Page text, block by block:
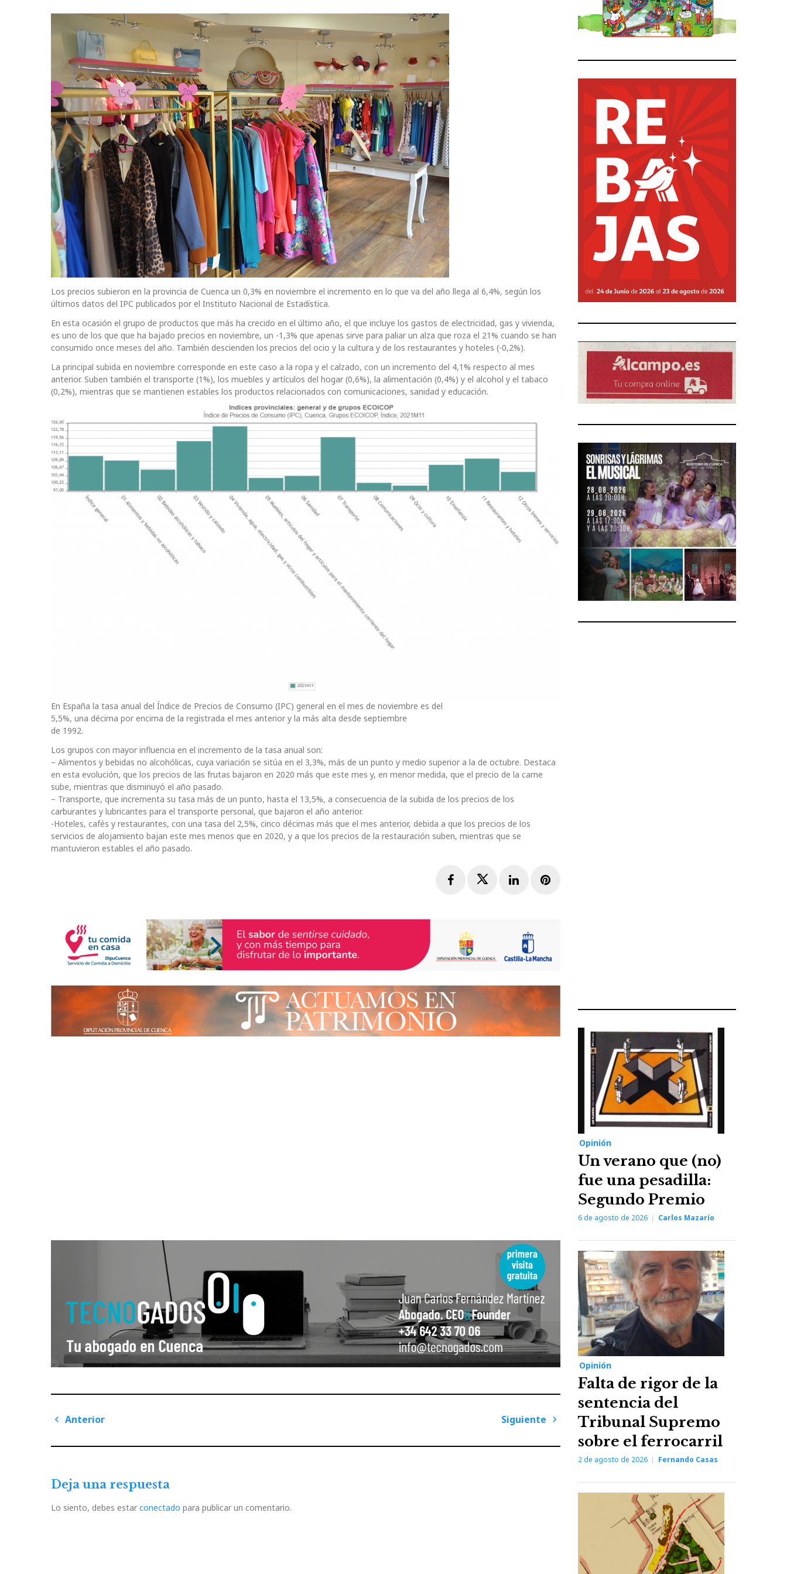
Los precios subieron en la provincia de Cuenca un 0,3% en noviembre el incremento en lo que va del año llega al 6,4%, según los
últimos datos del IPC publicados por el Instituto Nacional de Estadística.
En esta ocasión el grupo de productos que más ha crecido en el último año, el que incluye los gastos de electricidad, gas y vivienda,
es uno de los que que ha bajado precios en noviembre, un -1,3% que apenas sirve para paliar un alza que roza el 21% cuando se han
consumido once meses del año. También descienden los precios del ocio y la cultura y de los restaurantes y hoteles (-0,2%).
La principal subida en noviembre corresponde en este caso a la ropa y el calzado, con un incremento del 4,1% respecto al mes
anterior. Suben también el transporte (1%), los muebles y artículos del hogar (0,6%), la alimentación (0,4%) y el alcohol y el tabaco
(0,2%), mientras que se mantienen estables los productos relacionados con comunicaciones, sanidad y educación.
En España la tasa anual del Índice de Precios de Consumo (IPC) general en el mes de noviembre es del
5,5%, una décima por encima de la registrada el mes anterior y la más alta desde septiembre
de 1992.
Los grupos con mayor influencia en el incremento de la tasa anual son:
– Alimentos y bebidas no alcohólicas, cuya variación se sitúa en el 3,3%, más de un punto y medio superior a la de octubre. Destaca
en esta evolución, que los precios de las frutas bajaron en 2020 más que este mes y, en menor medida, que el precio de la carne
sube, mientras que disminuyó el año pasado.
– Transporte, que incrementa su tasa más de un punto, hasta el 13,5%, a consecuencia de la subida de los precios de los
carburantes y lubricantes para el transporte personal, que bajaron el año anterior.
-Hoteles, cafés y restaurantes, con una tasa del 2,5%, cinco décimas más que el mes anterior, debida a que los precios de los
servicios de alojamiento bajan este mes menos que en 2020, y a que los precios de la restauración suben, mientras que se
mantuvieron estables el año pasado.
FacebookTwitterLinkedInPinterest
Navegación
de
Anterior
Siguiente
Deja una respuesta
Lo siento, debes estar conectado para publicar un comentario.
Opinión
Un verano que (no)
fue una pesadilla:
Segundo Premio
6 de agosto de 2026 Carlos Mazarío
Opinión
Falta de rigor de la
sentencia del
Tribunal Supremo
sobre el ferrocarril
2 de agosto de 2026 Fernando Casas